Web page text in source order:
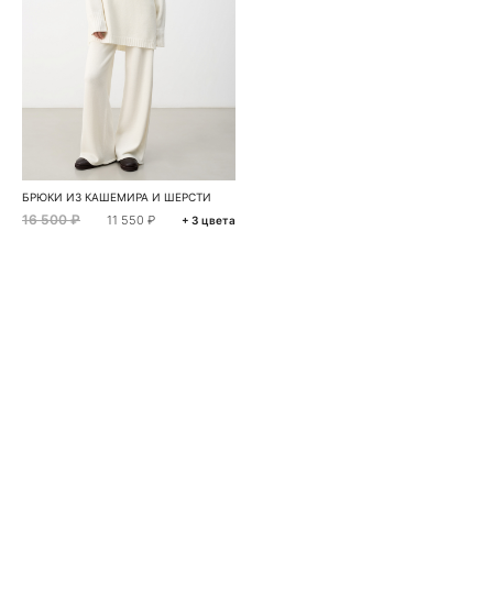
БРЮКИ ИЗ КАШЕМИРА И ШЕРСТИ
16 500 ₽ 11 550 ₽ + 3 цвета